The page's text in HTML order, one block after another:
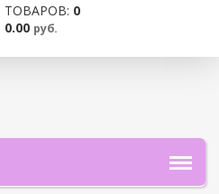
ТОВАРОВ: 0
0.00 руб.